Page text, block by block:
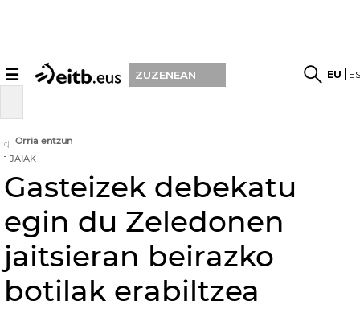
☰ ZUZENEAN EU
Orria entzun
JAIAK
Gasteizek debekatu
egin du Zeledonen
jaitsieran beirazko
botilak erabiltzea